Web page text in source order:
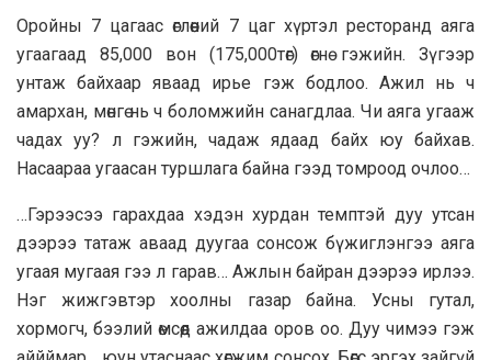
Оройны 7 цагаас ѳглѳѳний 7 цаг хүртэл ресторанд аяга
угаагаад 85,000 вон (175,000тѳг) ѳгнѳ гэжийн. Зүгээр
унтаж байхаар яваад ирье гэж бодлоо. Ажил нь ч
амархан, мѳнгѳ нь ч боломжийн санагдлаа. Чи аяга угааж
чадах уу? л гэжийн, чадаж ядаад байх юу байхав.
Насаараа угаасан туршлага байна гээд томроод очлоо…
…Гэрээсээ гарахдаа хэдэн хурдан темптэй дуу утсан
дээрээ татаж аваад дуугаа сонсож бүжиглэнгээ аяга
угаая мугаая гээ л гарав… Ажлын байран дээрээ ирлээ.
Нэг жижгэвтэр хоолны газар байна. Усны гутал,
хормогч, бээлий ѳмсѳѳд ажилдаа оров оо. Дуу чимээ гэж